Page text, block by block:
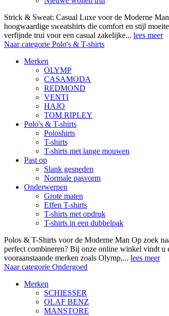
Strick & Sweat: Casual Luxe voor de Moderne
hoogwaardige sweatshirts die comfort en stijl
verfijnde trui voor een casual zakelijke... lees meer
Naar categorie Polo's & T-shirts
Merken
OLYMP
CASAMODA
REDMOND
VENTI
HAJO
TOM RIPLEY
Polo's & T-shirts
Poloshirts
T-shirts
T-shirts met lange mouwen
Past op
Slank gesneden
Normale pasvorm
Onderwerpen
Grote maten
Effen T-shirts
T-shirts met opdruk
T-shirts in een dubbelpak
Polos & T-Shirts voor de Moderne Man Op zoek
perfect combineren? Bij onze online winkel vindt u
vooraanstaande merken zoals Olymp,... lees meer
Naar categorie Ondergoed
Merken
SCHIESSER
OLAF BENZ
MANSTORE